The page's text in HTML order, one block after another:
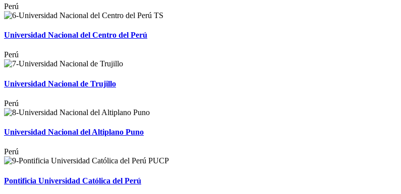
Perú
Universidad Nacional del Centro del Perú
Perú
Universidad Nacional de Trujillo
Perú
Universidad Nacional del Altiplano Puno
Perú
Pontificia Universidad Católica del Perú